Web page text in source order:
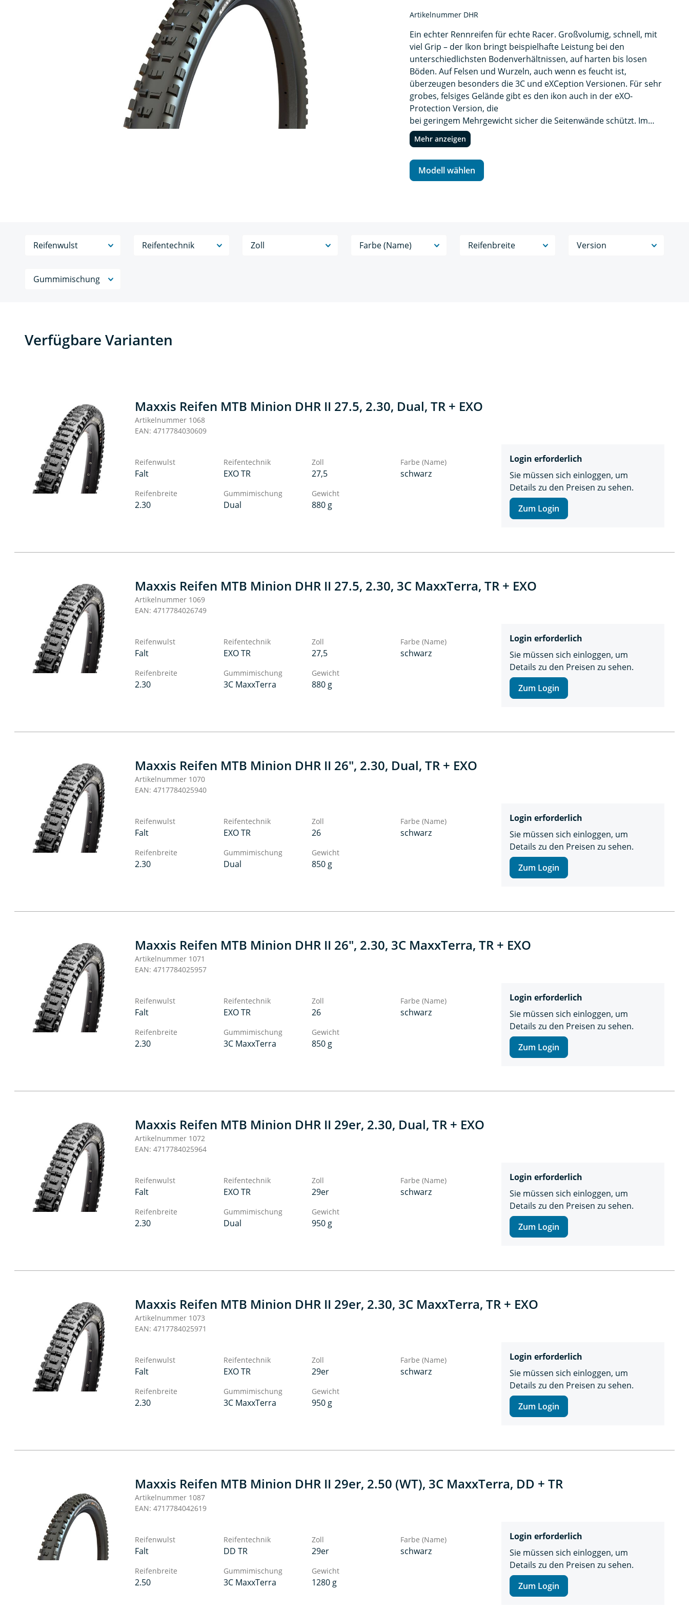
Artikelnummer DHR
Ein echter Rennreifen für echte Racer. Großvolumig, schnell, mit
viel Grip – der Ikon bringt beispielhafte Leistung bei den
unterschiedlichsten Bodenverhältnissen, auf harten bis losen
Böden. Auf Felsen und Wurzeln, auch wenn es feucht ist,
überzeugen besonders die 3C und eXCeption Versionen. Für sehr
grobes, felsiges Gelände gibt es den ikon auch in der eXO-
Protection Version, die
bei geringem Mehrgewicht sicher die Seitenwände schützt. Im
Ikon Programm finden Sie das richtige Modell in jeder Radgröße
für alle XC, Marathon und AllMountain Einsätze und auch für
leichten Enduroeinsatz. Wenn Sie erfahren wollen, wie einfach,
schnell und sicher Tubeless Montage mit Dichtmilch sein kann,
testen Sie die Ikon TR.
Mehr anzeigen
Modell wählen
Reifenwulst Reifentechnik Zoll Farbe (Name) Reifenbreite Version
Gummimischung
Verfügbare Varianten
Maxxis Reifen MTB Minion DHR II 27.5, 2.30, Dual, TR + EXO
Artikelnummer 1068
EAN: 4717784030609
Reifenwulst
Falt
Reifentechnik
EXO TR
Zoll
27,5
Farbe (Name)
schwarz
Reifenbreite
2.30
Gummimischung
Dual
Gewicht
880 g
Login erforderlich
Sie müssen sich einloggen, um
Details zu den Preisen zu sehen.
Zum Login
Maxxis Reifen MTB Minion DHR II 27.5, 2.30, 3C MaxxTerra, TR + EXO
Artikelnummer 1069
EAN: 4717784026749
Reifenwulst
Falt
Reifentechnik
EXO TR
Zoll
27,5
Farbe (Name)
schwarz
Reifenbreite
2.30
Gummimischung
3C MaxxTerra
Gewicht
880 g
Login erforderlich
Sie müssen sich einloggen, um
Details zu den Preisen zu sehen.
Zum Login
Maxxis Reifen MTB Minion DHR II 26", 2.30, Dual, TR + EXO
Artikelnummer 1070
EAN: 4717784025940
Reifenwulst
Falt
Reifentechnik
EXO TR
Zoll
26
Farbe (Name)
schwarz
Reifenbreite
2.30
Gummimischung
Dual
Gewicht
850 g
Login erforderlich
Sie müssen sich einloggen, um
Details zu den Preisen zu sehen.
Zum Login
Maxxis Reifen MTB Minion DHR II 26", 2.30, 3C MaxxTerra, TR + EXO
Artikelnummer 1071
EAN: 4717784025957
Reifenwulst
Falt
Reifentechnik
EXO TR
Zoll
26
Farbe (Name)
schwarz
Reifenbreite
2.30
Gummimischung
3C MaxxTerra
Gewicht
850 g
Login erforderlich
Sie müssen sich einloggen, um
Details zu den Preisen zu sehen.
Zum Login
Maxxis Reifen MTB Minion DHR II 29er, 2.30, Dual, TR + EXO
Artikelnummer 1072
EAN: 4717784025964
Reifenwulst
Falt
Reifentechnik
EXO TR
Zoll
29er
Farbe (Name)
schwarz
Reifenbreite
2.30
Gummimischung
Dual
Gewicht
950 g
Login erforderlich
Sie müssen sich einloggen, um
Details zu den Preisen zu sehen.
Zum Login
Maxxis Reifen MTB Minion DHR II 29er, 2.30, 3C MaxxTerra, TR + EXO
Artikelnummer 1073
EAN: 4717784025971
Reifenwulst
Falt
Reifentechnik
EXO TR
Zoll
29er
Farbe (Name)
schwarz
Reifenbreite
2.30
Gummimischung
3C MaxxTerra
Gewicht
950 g
Login erforderlich
Sie müssen sich einloggen, um
Details zu den Preisen zu sehen.
Zum Login
Maxxis Reifen MTB Minion DHR II 29er, 2.50 (WT), 3C MaxxTerra, DD + TR
Artikelnummer 1087
EAN: 4717784042619
Reifenwulst
Falt
Reifentechnik
DD TR
Zoll
29er
Farbe (Name)
schwarz
Reifenbreite
2.50
Gummimischung
3C MaxxTerra
Gewicht
1280 g
Login erforderlich
Sie müssen sich einloggen, um
Details zu den Preisen zu sehen.
Zum Login